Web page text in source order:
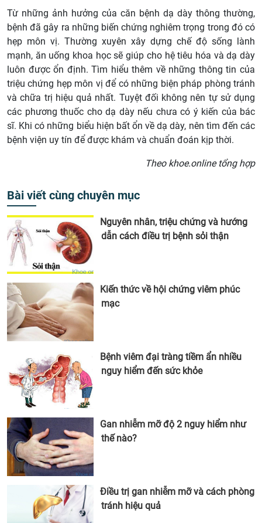
Từ những ảnh hưởng của căn bệnh dạ dày thông thường,
bệnh đã gây ra những biến chứng nghiêm trọng trong đó có
hẹp môn vị. Thường xuyên xây dựng chế độ sống lành
mạnh, ăn uống khoa học sẽ giúp cho hệ tiêu hóa và dạ dày
luôn được ổn định. Tìm hiểu thêm về những thông tin của
triệu chứng hẹp môn vị để có những biện pháp phòng tránh
và chữa trị hiệu quả nhất. Tuyệt đối không nên tự sử dụng
các phương thuốc cho dạ dày nếu chưa có ý kiến của bác
sĩ. Khi có những biểu hiện bất ổn về dạ dày, nên tìm đến các
bệnh viện uy tín để được khám và chuẩn đoán kịp thời.
Theo khoe.online tổng hợp
Bài viết cùng chuyên mục
Nguyên nhân, triệu chứng và hướng
dẫn cách điều trị bệnh sỏi thận
Kiến thức về hội chứng viêm phúc
mạc
Bệnh viêm đại tràng tiềm ẩn nhiều
nguy hiểm đến sức khỏe
Gan nhiễm mỡ độ 2 nguy hiểm như
thế nào?
Điều trị gan nhiễm mỡ và cách phòng
tránh hiệu quả